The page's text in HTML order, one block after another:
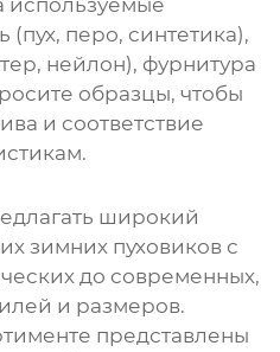
используемые
(пух, перо, синтетика),
нейлон), фурнитура
образцы, чтобы
и соответствие
широкий
зимних пуховиков с
до современных,
и размеров.
представлены